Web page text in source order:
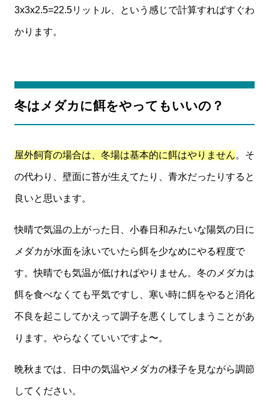
3x3x2.5=22.5リットル、という感じで計算すればすぐわ
かります。
冬はメダカに餌をやってもいいの？
屋外飼育の場合は、冬場は基本的に餌はやりません。そ
の代わり、壁面に苔が生えてたり、青水だったりすると
良いと思います。
快晴で気温の上がった日、小春日和みたいな陽気の日に
メダカが水面を泳いでいたら餌を少なめにやる程度で
す。快晴でも気温が低ければやりません。冬のメダカは
餌を食べなくても平気ですし、寒い時に餌をやると消化
不良を起こしてかえって調子を悪くしてしまうことがあ
ります。やらなくていいですよ〜。
晩秋までは、日中の気温やメダカの様子を見ながら調節
してください。